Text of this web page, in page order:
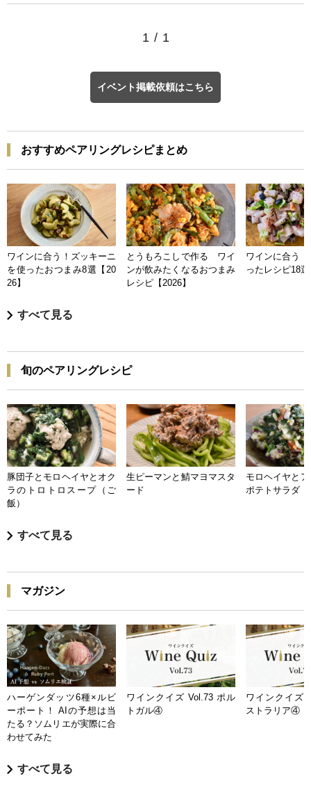
1 / 1
イベント掲載依頼はこちら
おすすめペアリングレシピまとめ
ワインに合う！ズッキーニ
を使ったおつまみ8選【20
26】
とうもろこしで作る ワイ
ンが飲みたくなるおつまみ
レシピ【2026】
ワインに合う
ったレシピ18
すべて見る
旬のペアリングレシピ
豚団子とモロヘイヤとオク
ラのトロトロスープ（ご
飯）
生ピーマンと鯖マヨマスタ
ード
モロヘイヤと
ポテトサラダ
すべて見る
マガジン
ハーゲンダッツ6種×ルビ
ーポート！ AIの予想は当
たる？ソムリエが実際に合
わせてみた
ワインクイズ Vol.73 ポル
トガル④
ワインクイズ
ストラリア④
すべて見る